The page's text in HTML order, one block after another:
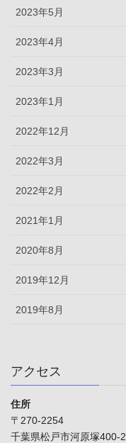
2023年5月
2023年4月
2023年3月
2023年1月
2022年12月
2022年3月
2022年2月
2021年1月
2020年8月
2019年12月
2019年8月
アクセス
住所
〒270-2254
千葉県松戸市河原塚400-2